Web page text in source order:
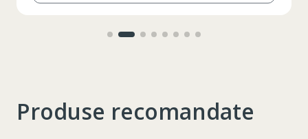
Таблица размеров
Produse recomandate